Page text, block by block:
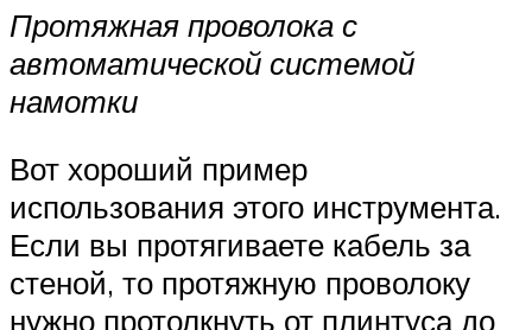
Протяжная проволока с
автоматической системой
намотки
Вот хороший пример
использования этого инструмента.
Если вы протягиваете кабель за
стеной, то протяжную проволоку
нужно протолкнуть от плинтуса до